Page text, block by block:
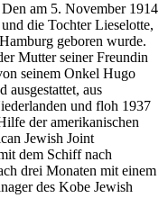
am 5. November 1914
die Tochter Lieselotte,
geboren wurde.
Mutter seiner Freundin
seinem Onkel Hugo
ausgestattet, aus
und floh 1937
der amerikanischen
Jewish Joint
dem Schiff nach
drei Monaten mit einem
des Kobe Jewish